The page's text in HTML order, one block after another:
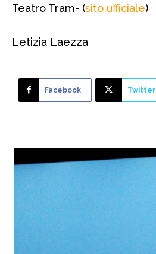
Teatro Tram- (sito ufficiale)
Letizia Laezza
Facebook Twitter